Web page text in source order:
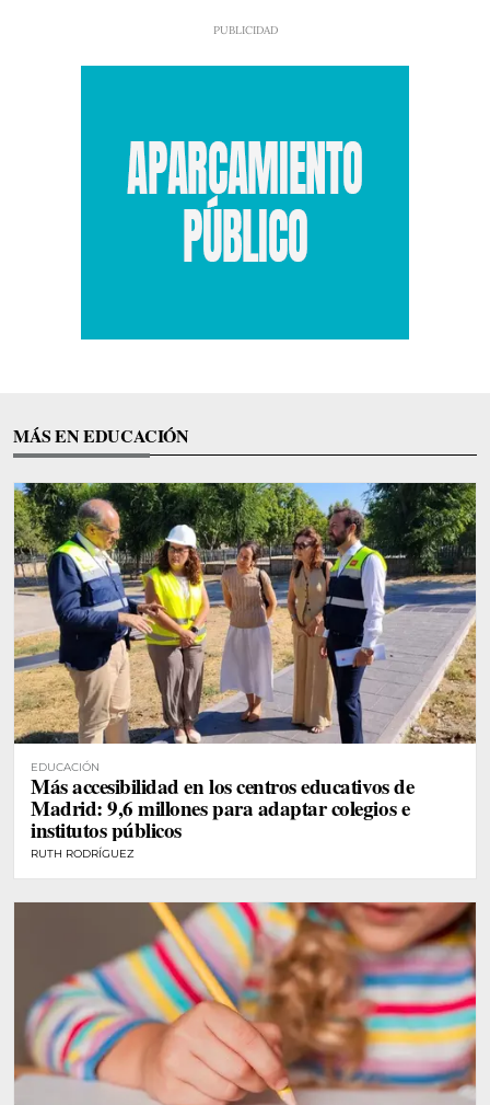
MÁS EN EDUCACIÓN
EDUCACIÓN
Más accesibilidad en los centros educativos de
Madrid: 9,6 millones para adaptar colegios e
institutos públicos
RUTH RODRÍGUEZ